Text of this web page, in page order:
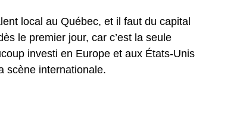
local au Québec, et il faut du capital
le premier jour, car c’est la seule
investi en Europe et aux États-Unis
scène internationale.